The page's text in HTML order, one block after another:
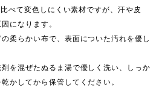
べて変色しにくい素材ですが、汗や皮
になります。
柔らかい布で、表面についた汚れを優し
を混ぜたぬるま湯で優しく洗い、しっか
かしてから保管してください。